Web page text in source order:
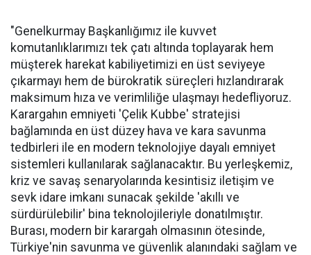
"Genelkurmay Başkanlığımız ile kuvvet
komutanlıklarımızı tek çatı altında toplayarak hem
müşterek harekat kabiliyetimizi en üst seviyeye
çıkarmayı hem de bürokratik süreçleri hızlandırarak
maksimum hıza ve verimliliğe ulaşmayı hedefliyoruz.
Karargahın emniyeti 'Çelik Kubbe' stratejisi
bağlamında en üst düzey hava ve kara savunma
tedbirleri ile en modern teknolojiye dayalı emniyet
sistemleri kullanılarak sağlanacaktır. Bu yerleşkemiz,
kriz ve savaş senaryolarında kesintisiz iletişim ve
sevk idare imkanı sunacak şekilde 'akıllı ve
sürdürülebilir' bina teknolojileriyle donatılmıştır.
Burası, modern bir karargah olmasının ötesinde,
Türkiye'nin savunma ve güvenlik alanındaki sağlam ve